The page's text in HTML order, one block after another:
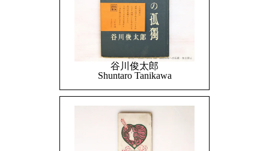
谷川俊太郎
Shuntaro Tanikawa